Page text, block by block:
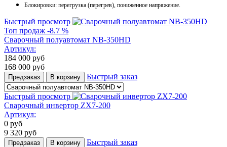
Блокировки: перегрузка (перегрев), пониженное напряжение.
Быстрый просмотр
Топ продаж -8.7 %
Сварочный полуавтомат NB-350HD
Артикул:
184 000 руб
168 000 руб
Предзаказ В корзину Быстрый заказ
Быстрый просмотр
Сварочный инвертор ZX7-200
Артикул:
0 руб
9 320 руб
Предзаказ В корзину Быстрый заказ